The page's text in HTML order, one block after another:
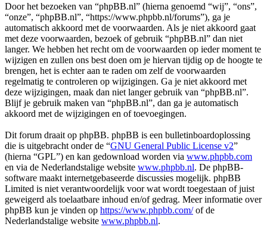
Door het bezoeken van “phpBB.nl” (hierna genoemd “wij”, “ons”,
“onze”, “phpBB.nl”, “https://www.phpbb.nl/forums”), ga je
automatisch akkoord met de voorwaarden. Als je niet akkoord gaat
met deze voorwaarden, bezoek of gebruik “phpBB.nl” dan niet
langer. We hebben het recht om de voorwaarden op ieder moment te
wijzigen en zullen ons best doen om je hiervan tijdig op de hoogte te
brengen, het is echter aan te raden om zelf de voorwaarden
regelmatig te controleren op wijzigingen. Ga je niet akkoord met
deze wijzigingen, maak dan niet langer gebruik van “phpBB.nl”.
Blijf je gebruik maken van “phpBB.nl”, dan ga je automatisch
akkoord met de wijzigingen en of toevoegingen.
Dit forum draait op phpBB. phpBB is een bulletinboardoplossing
die is uitgebracht onder de “GNU General Public License v2”
(hierna “GPL”) en kan gedownload worden via www.phpbb.com
en via de Nederlandstalige website www.phpbb.nl. De phpBB-
software maakt internetgebaseerde discussies mogelijk. phpBB
Limited is niet verantwoordelijk voor wat wordt toegestaan of juist
geweigerd als toelaatbare inhoud en/of gedrag. Meer informatie over
phpBB kun je vinden op https://www.phpbb.com/of de
Nederlandstalige website www.phpbb.nl.